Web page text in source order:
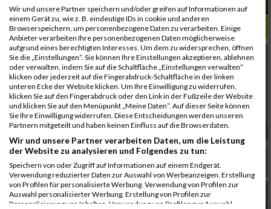
ALBUM MARKTLAUF KREMSMÜNSTER / 31.03.2019
Wir und unsere Partner speichern und/oder greifen auf Informationen auf
einem Gerät zu, wie z. B. eindeutige IDs in cookie und anderen
Browserspeichern, um personenbezogene Daten zu verarbeiten. Einige
Anbieter verarbeiten Ihre personenbezogenen Daten möglicherweise
aufgrund eines berechtigten Interesses. Um dem zu widersprechen, öffnen
Sie die „Einstellungen“. Sie können Ihre Einstellungen akzeptieren, ablehnen
oder verwalten, indem Sie auf die Schaltfläche „Einstellungen verwalten“
klicken oder jederzeit auf die Fingerabdruck-Schaltfläche in der linken
unteren Ecke der Website klicken. Um Ihre Einwilligung zu widerrufen,
klicken Sie auf den Fingerabdruck oder den Link in der Fußzeile der Website
und klicken Sie auf den Menüpunkt „Meine Daten“. Auf dieser Seite können
Sie Ihre Einwilligung widerrufen. Diese Entscheidungen werden unseren
Partnern mitgeteilt und haben keinen Einfluss auf die Browserdaten.
Wir und unsere Partner verarbeiten Daten, um die Leistung
der Website zu analysieren und Folgendes zu tun:
Speichern von oder Zugriff auf Informationen auf einem Endgerät.
Verwendung reduzierter Daten zur Auswahl von Werbeanzeigen. Erstellung
von Profilen für personalisierte Werbung. Verwendung von Profilen zur
Auswahl personalisierter Werbung. Erstellung von Profilen zur
Personalisierung von Inhalten. Verwendung von Profilen zur Auswahl